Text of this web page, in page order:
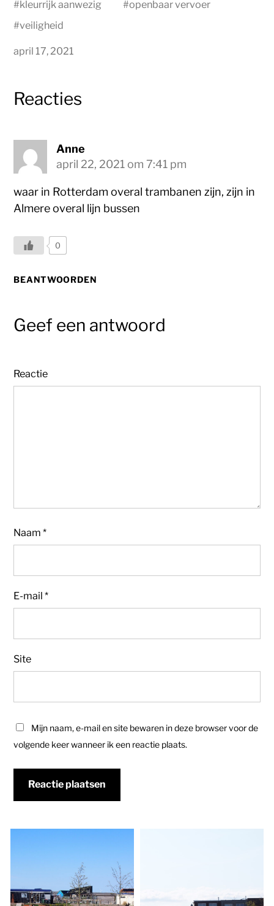
#kleurrijk aanwezig #openbaar vervoer
#veiligheid
april 17, 2021
Reacties
Anne
april 22, 2021 om 7:41 pm
waar in Rotterdam overal trambanen zijn, zijn in
Almere overal lijn bussen
0
BEANTWOORDEN
Geef een antwoord
Reactie
Naam*
E-mail*
Site
Mijn naam, e-mail en site bewaren in deze browser voor de
volgende keer wanneer ik een reactie plaats.